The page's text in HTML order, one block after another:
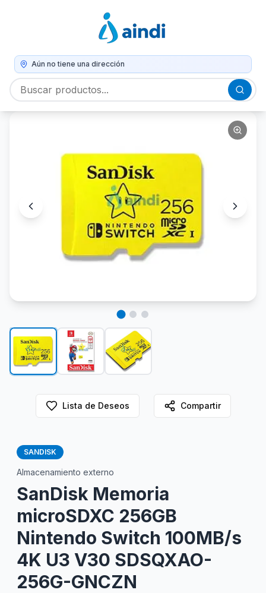
Aún no tiene una dirección
Lista de Deseos Compartir
SANDISK
Almacenamiento externo
SanDisk Memoria
microSDXC 256GB
Nintendo Switch 100MB/s
4K U3 V30 SDSQXAO-
256G-GNCZN